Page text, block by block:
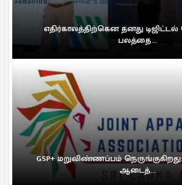
எதிர்காலத்திற்கென தனது
பலத்தை...
GSP+ மறுவிண்ணப்பம்
ஆடைத்...